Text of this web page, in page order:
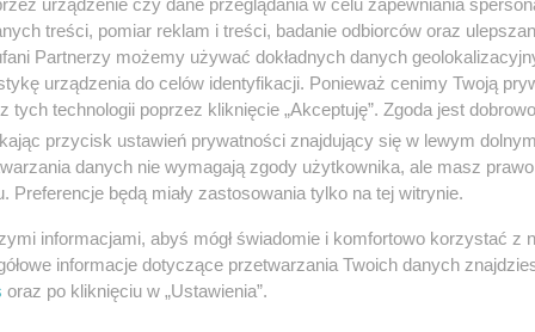
ustawa, "która rzekomo ma na celu podjęcie
i zmianę niektórych przepisów w celu ochrony dzieci".
dostęp nieletnich do treści i reklam, które „promują
odpowiadającej płci przy urodzeniu, zmianę płci lub
treści, pomiar reklam i treści, badanie odbiorców oraz
Partnerzy możemy używać dokładnych danych
urządzenia do celów identyfikacji. Ponieważ cenimy Twoją
tych technologii poprzez kliknięcie „Akceptuję”. Zgoda jest
przycisk ustawień prywatności znajdujący się w lewym
danych nie wymagają zgody użytkownika, ale masz
Preferencje będą miały zastosowania tylko na tej witrynie.
informacjami, abyś mógł świadomie i komfortowo korzystać z
informacje dotyczące przetwarzania Twoich danych
oraz po kliknięciu w „Ustawienia”.